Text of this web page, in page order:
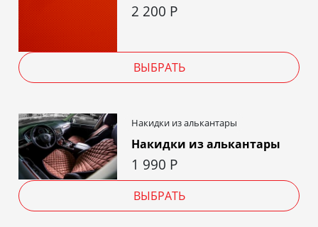
2 200 Р
ВЫБРАТЬ
Накидки из алькантары
Накидки из алькантары
1 990 Р
ВЫБРАТЬ